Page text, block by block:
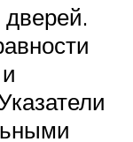
дверей.